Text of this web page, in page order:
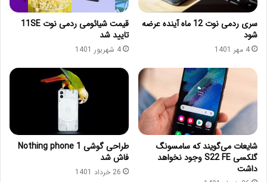
سری ردمی نوت 12 ماه آینده عرضه
شود
4 مهر 1401
قیمت شیائومی ردمی نوت 11SE
تایید شد
4 شهریور 1401
شایعات می‌گویند که سامسونگ
گلکسی S22 FE وجود نخواهد
داشت
طراحی گوشی Nothing phone 1
فاش شد
26 خرداد 1401